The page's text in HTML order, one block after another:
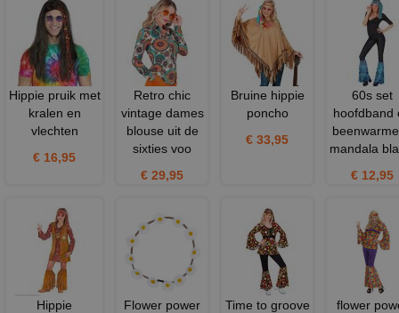
Hippie pruik met
kralen en
vlechten
€ 16,95
Retro chic
vintage dames
blouse uit de
sixties voo
€ 29,95
Bruine hippie
poncho
€ 33,95
60s set
hoofdband
mandala
€ 12,95
Hippie
Flower power
Time to groove
flower